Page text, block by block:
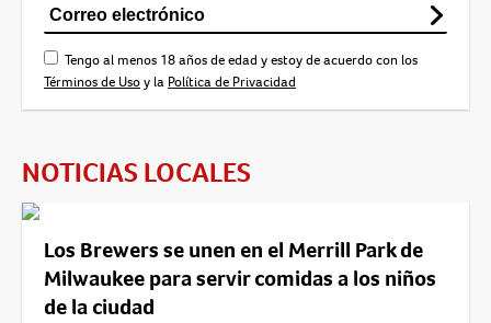
Tengo al menos 18 años de edad y estoy de acuerdo con los
Términos de Usoy la Política de Privacidad
NOTICIAS LOCALES
Los Brewers se unen en el Merrill Park de
Milwaukee para servir comidas a los niños
de la ciudad